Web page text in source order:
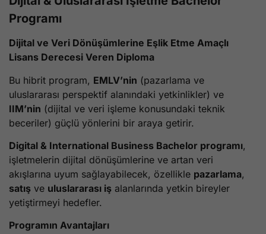
Programı
Dijital ve Veri Dönüşümlerine Eşlik Etme Amaçlı
Lisans Derecesi Veren Diploma
Bu hibrit program, EMLV’nin (pazarlama ve
uluslararası perspektif alanındaki yetkinlikler) ve
IIM’nin (dijital ve veri işleme konusundaki teknik
beceriler) güçlü yönlerini bir araya getirir.
Digital & International Business Bachelor programı,
işletmelerin dijital dönüşümlerine ve artan veri
akışlarına uyum sağlayabilecek, özellikle pazarlama,
satış ve uluslararası iş alanlarında yetkin bireyler
yetiştirmeyi hedefler.
Programın Avantajları